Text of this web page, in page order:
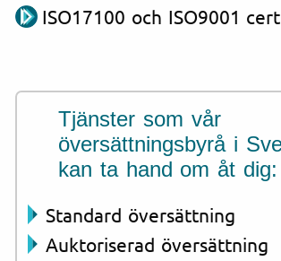
ISO17100 och ISO9001
Tjänster som vår
översättningsbyrå i
kan ta hand om åt dig:
Standard översättning
Auktoriserad översättning